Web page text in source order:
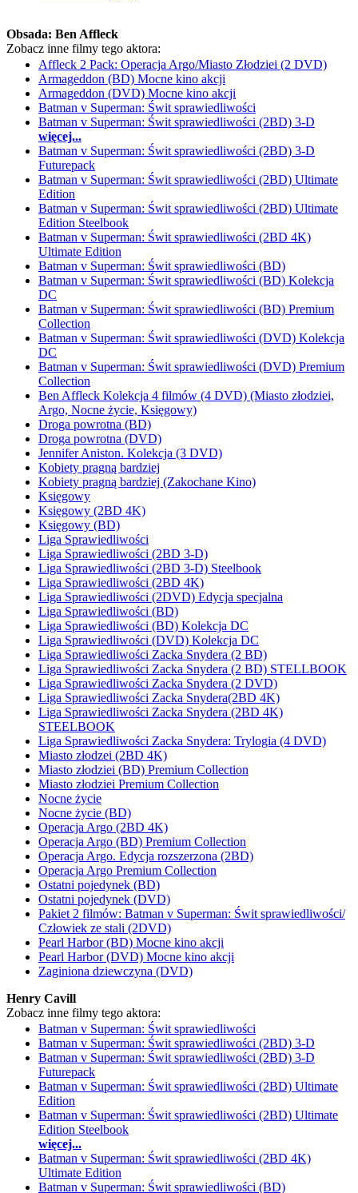
Obsada: Ben Affleck
Zobacz inne filmy tego aktora:
Affleck 2 Pack: Operacja Argo/Miasto Złodziei (2 DVD)
Armageddon (BD) Mocne kino akcji
Armageddon (DVD) Mocne kino akcji
Batman v Superman: Świt sprawiedliwości
Batman v Superman: Świt sprawiedliwości (2BD) 3-D
więcej...
Batman v Superman: Świt sprawiedliwości (2BD) 3-D
Futurepack
Batman v Superman: Świt sprawiedliwości (2BD) Ultimate
Edition
Batman v Superman: Świt sprawiedliwości (2BD) Ultimate
Edition Steelbook
Batman v Superman: Świt sprawiedliwości (2BD 4K)
Ultimate Edition
Batman v Superman: Świt sprawiedliwości (BD)
Batman v Superman: Świt sprawiedliwości (BD) Kolekcja
DC
Batman v Superman: Świt sprawiedliwości (BD) Premium
Collection
Batman v Superman: Świt sprawiedliwości (DVD) Kolekcja
DC
Batman v Superman: Świt sprawiedliwości (DVD) Premium
Collection
Ben Affleck Kolekcja 4 filmów (4 DVD) (Miasto złodziei,
Argo, Nocne życie, Księgowy)
Droga powrotna (BD)
Droga powrotna (DVD)
Jennifer Aniston. Kolekcja (3 DVD)
Kobiety pragną bardziej
Kobiety pragną bardziej (Zakochane Kino)
Księgowy
Księgowy (2BD 4K)
Księgowy (BD)
Liga Sprawiedliwości
Liga Sprawiedliwości (2BD 3-D)
Liga Sprawiedliwości (2BD 3-D) Steelbook
Liga Sprawiedliwości (2BD 4K)
Liga Sprawiedliwości (2DVD) Edycja specjalna
Liga Sprawiedliwości (BD)
Liga Sprawiedliwości (BD) Kolekcja DC
Liga Sprawiedliwości (DVD) Kolekcja DC
Liga Sprawiedliwości Zacka Snydera (2 BD)
Liga Sprawiedliwości Zacka Snydera (2 BD) STELLBOOK
Liga Sprawiedliwości Zacka Snydera (2 DVD)
Liga Sprawiedliwości Zacka Snydera(2BD 4K)
Liga Sprawiedliwości Zacka Snydera (2BD 4K)
STEELBOOK
Liga Sprawiedliwości Zacka Snydera: Trylogia (4 DVD)
Miasto złodzei (2BD 4K)
Miasto złodziei (BD) Premium Collection
Miasto złodziei Premium Collection
Nocne życie
Nocne życie (BD)
Operacja Argo (2BD 4K)
Operacja Argo (BD) Premium Collection
Operacja Argo. Edycja rozszerzona (2BD)
Operacja Argo Premium Collection
Ostatni pojedynek (BD)
Ostatni pojedynek (DVD)
Pakiet 2 filmów: Batman v Superman: Świt sprawiedliwości/
Człowiek ze stali (2DVD)
Pearl Harbor (BD) Mocne kino akcji
Pearl Harbor (DVD) Mocne kino akcji
Zaginiona dziewczyna (DVD)
Henry Cavill
Zobacz inne filmy tego aktora:
Batman v Superman: Świt sprawiedliwości
Batman v Superman: Świt sprawiedliwości (2BD) 3-D
Batman v Superman: Świt sprawiedliwości (2BD) 3-D
Futurepack
Batman v Superman: Świt sprawiedliwości (2BD) Ultimate
Edition
Batman v Superman: Świt sprawiedliwości (2BD) Ultimate
Edition Steelbook
więcej...
Batman v Superman: Świt sprawiedliwości (2BD 4K)
Ultimate Edition
Batman v Superman: Świt sprawiedliwości (BD)